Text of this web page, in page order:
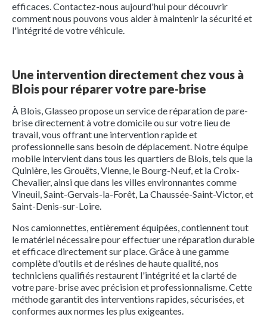
efficaces. Contactez-nous aujourd'hui pour découvrir
comment nous pouvons vous aider à maintenir la sécurité et
l'intégrité de votre véhicule.
Une intervention directement chez vous à
Blois pour réparer votre pare-brise
À Blois, Glasseo propose un service de réparation de pare-
brise directement à votre domicile ou sur votre lieu de
travail, vous offrant une intervention rapide et
professionnelle sans besoin de déplacement. Notre équipe
mobile intervient dans tous les quartiers de Blois, tels que la
Quinière, les Grouëts, Vienne, le Bourg-Neuf, et la Croix-
Chevalier, ainsi que dans les villes environnantes comme
Vineuil, Saint-Gervais-la-Forêt, La Chaussée-Saint-Victor, et
Saint-Denis-sur-Loire.
Nos camionnettes, entièrement équipées, contiennent tout
le matériel nécessaire pour effectuer une réparation durable
et efficace directement sur place. Grâce à une gamme
complète d'outils et de résines de haute qualité, nos
techniciens qualifiés restaurent l'intégrité et la clarté de
votre pare-brise avec précision et professionnalisme. Cette
méthode garantit des interventions rapides, sécurisées, et
conformes aux normes les plus exigeantes.